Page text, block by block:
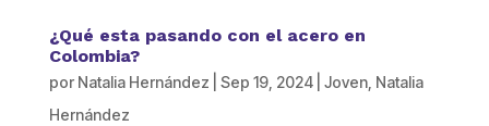
¿Qué esta pasando con el acero en
Colombia?
por Natalia Hernández Sep 19, 2024| Joven, Natalia
Hernández